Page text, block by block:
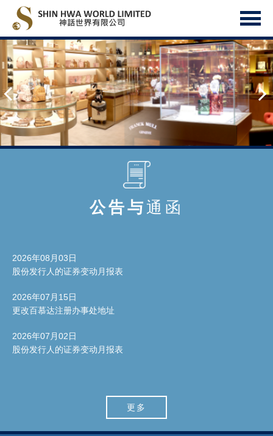
公告与 通函
2026年08月03日
股份发行人的证券变动月报表
2026年07月15日
更改百慕达注册办事处地址
2026年07月02日
股份发行人的证券变动月报表
更多